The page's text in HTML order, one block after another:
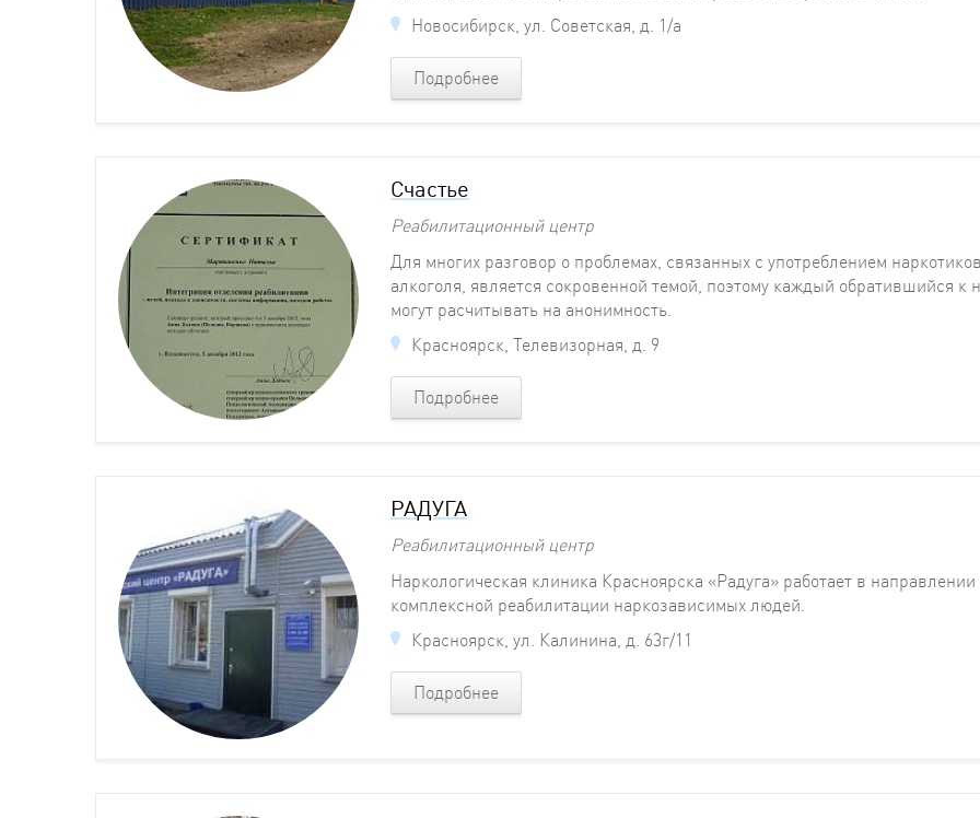
Новосибирск, ул. Советская, д. 1/а
Подробнее
Счастье
Реабилитационный центр
Для многих разговор о проблемах, связанных с употреблением
алкоголя, является сокровенной темой, поэтому каждый обратившийся к
могут расчитывать на анонимность.
Красноярск, Телевизорная, д. 9
Подробнее
РАДУГА
Реабилитационный центр
Наркологическая клиника Красноярска «Радуга» работает в направлении
комплексной реабилитации наркозависимых людей.
Красноярск, ул. Калинина, д. 63г/11
Подробнее